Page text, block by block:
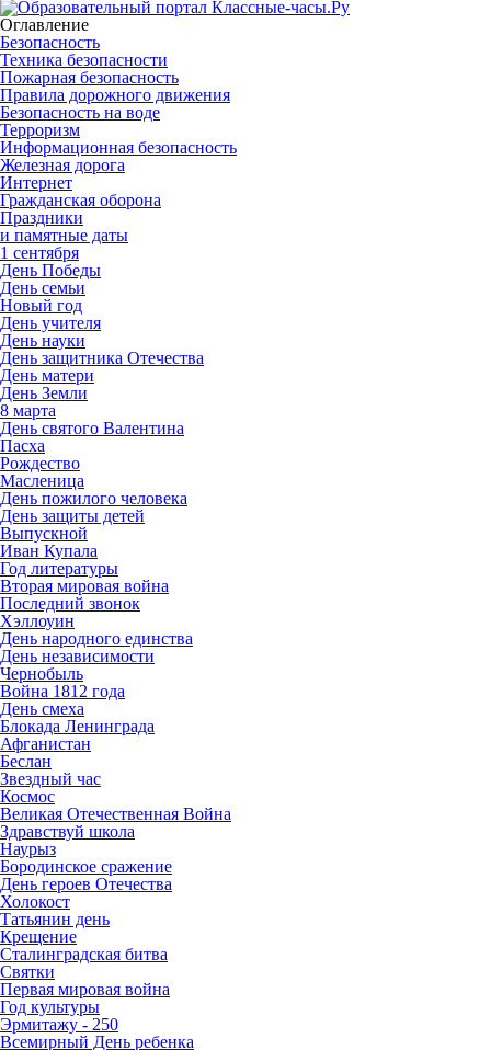
Оглавление
Безопасность
Техника безопасности
Пожарная безопасность
Правила дорожного движения
Безопасность на воде
Терроризм
Информационная безопасность
Железная дорога
Интернет
Гражданская оборона
Праздники
и памятные даты
1 сентября
День Победы
День семьи
Новый год
День учителя
День науки
День защитника Отечества
День матери
День Земли
8 марта
День святого Валентина
Пасха
Рождество
Масленица
День пожилого человека
День защиты детей
Выпускной
Иван Купала
Год литературы
Вторая мировая война
Последний звонок
Хэллоуин
День народного единства
День независимости
Чернобыль
Война 1812 года
День смеха
Блокада Ленинграда
Афганистан
Беслан
Звездный час
Космос
Великая Отечественная Война
Здравствуй школа
Наурыз
Бородинское сражение
День героев Отечества
Холокост
Татьянин день
Крещение
Сталинградская битва
Святки
Первая мировая война
Год культуры
Эрмитажу - 250
Всемирный День ребенка